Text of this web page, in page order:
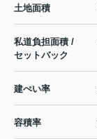
土地面積
私道負担面積 /
セットバック
建ぺい率
容積率